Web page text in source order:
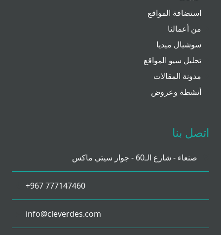
استضافة المواقع
من أعمالنا
سوشيال ميديا
تحليل سيو المواقع
مدونة المقالات
أنشطة وعروض
اتصل بنا
صنعاء - شارع الـ60 - جوار سيتي ماكس
+967 777147460
info@cleverdes.com